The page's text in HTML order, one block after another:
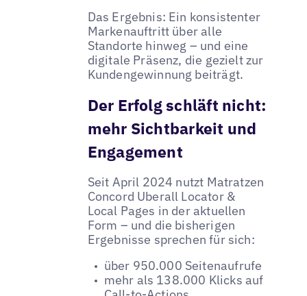
Das Ergebnis: Ein konsistenter
Markenauftritt über alle
Standorte hinweg – und eine
digitale Präsenz, die gezielt zur
Kundengewinnung beiträgt.
Der Erfolg schläft nicht:
mehr Sichtbarkeit und
Engagement
Seit April 2024 nutzt Matratzen
Concord Uberall Locator &
Local Pages in der aktuellen
Form – und die bisherigen
Ergebnisse sprechen für sich:
über 950.000 Seitenaufrufe
mehr als 138.000 Klicks auf